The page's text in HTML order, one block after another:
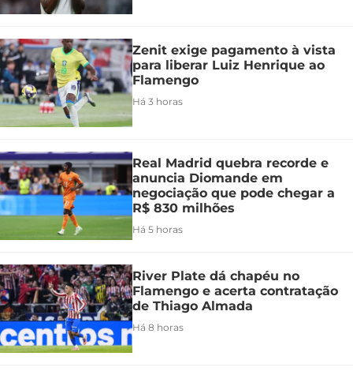
Zenit exige pagamento à vista
para liberar Luiz Henrique ao
Flamengo
Há 3 horas
Real Madrid quebra recorde e
anuncia Diomande em
negociação que pode chegar a
R$ 830 milhões
Há 5 horas
River Plate dá chapéu no
Flamengo e acerta contratação
de Thiago Almada
Há 8 horas